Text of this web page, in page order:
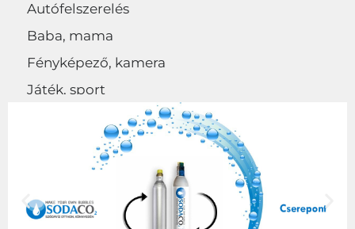
Autófelszerelés
Baba, mama
Fényképező, kamera
Játék, sport